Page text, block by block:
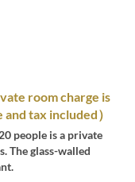
room charge is
tax included）
people is a private
The glass-walled